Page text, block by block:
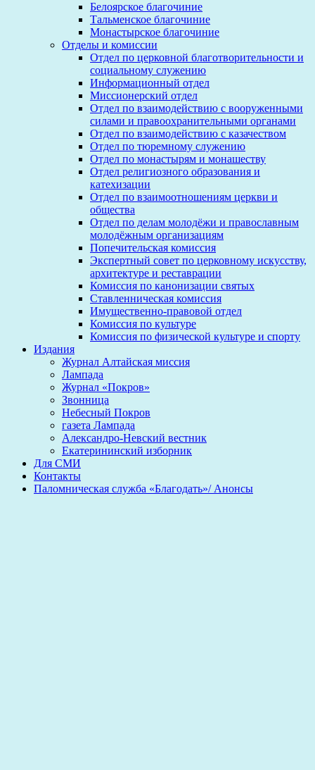
Белоярское благочиние
Тальменское благочиние
Монастырское благочиние
Отделы и комиссии
Отдел по церковной благотворительности и
социальному служению
Информационный отдел
Миссионерский отдел
Отдел по взаимодействию с вооруженными
силами и правоохранительными органами
Отдел по взаимодействию с казачеством
Отдел по тюремному служению
Отдел по монастырям и монашеству
Отдел религиозного образования и
катехизации
Отдел по взаимоотношениям церкви и
общества
Отдел по делам молодёжи и православным
молодёжным организациям
Попечительская комиссия
Экспертный совет по церковному искусству,
архитектуре и реставрации
Комиссия по канонизации святых
Ставленническая комиссия
Имущественно-правовой отдел
Комиссия по культуре
Комиссия по физической культуре и спорту
Издания
Журнал Алтайская миссия
Лампада
Журнал «Покров»
Звонница
Небесный Покров
газета Лампада
Александро-Невский вестник
Екатерининский изборник
Для СМИ
Контакты
Паломническая служба «Благодать»/ Анонсы